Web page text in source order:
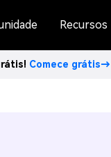
Recursos
Comece grátis→